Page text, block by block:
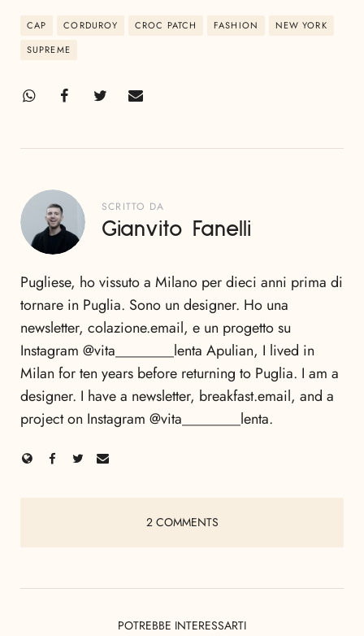
CAP CORDUROY CROC PATCH FASHION
NEW YORK
SUPREME
SCRITTO DA
Gianvito Fanelli
Pugliese, ho vissuto a Milano per dieci anni prima di
tornare in Puglia. Sono un designer. Ho una
newsletter, colazione.email, e un progetto su
Instagram @vita________lenta Apulian, I lived in
Milan for ten years before returning to Puglia. I am a
designer. I have a newsletter, breakfast.email, and a
project on Instagram @vita________lenta.
2 COMMENTS
POTREBBE INTERESSARTI